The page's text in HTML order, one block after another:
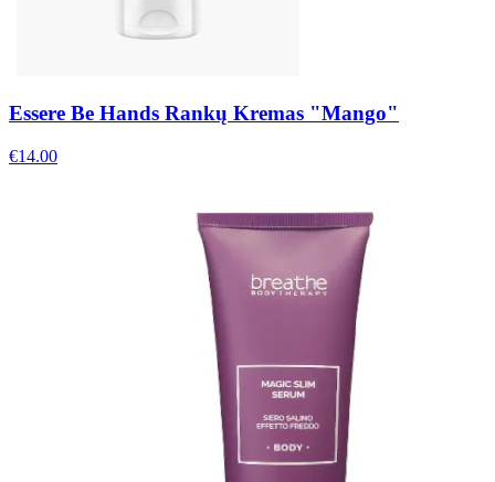
Essere Be Hands Rankų Kremas "Mango"
€14.00